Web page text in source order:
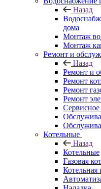
Назад
дома
Монтаж
Монтаж
Ремонт и
Назад
Ремонт и
Ремонт
Ремонт
Ремонт
Сервисное
Котельные
Назад
Котельные
Газовая